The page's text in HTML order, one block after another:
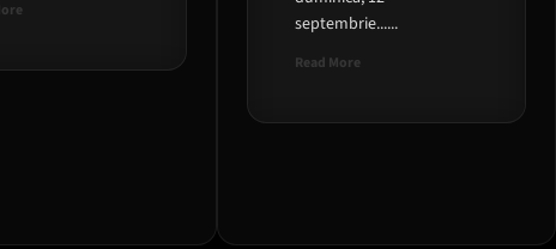
Read
HBO
septembrie......
Read More
Saga
!